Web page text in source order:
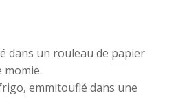
dans un rouleau de papier
momie.
emmitouflé dans une